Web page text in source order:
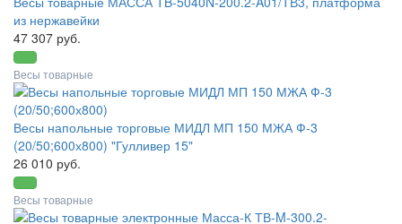
из нержавейки
47 307 руб.
Весы товарные
Весы напольные торговые МИДЛ МП 150 МЖА Ф-3
(20/50;600х800) "Гулливер 15"
26 010 руб.
Весы товарные